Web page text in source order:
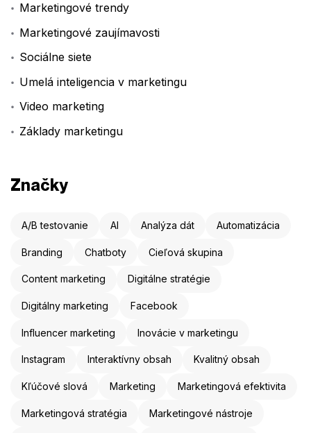
Marketingové trendy
Marketingové zaujímavosti
Sociálne siete
Umelá inteligencia v marketingu
Video marketing
Základy marketingu
Značky
A/B testovanie AI Analýza dát Automatizácia
Branding Chatboty Cieľová skupina
Content marketing Digitálne stratégie
Digitálny marketing Facebook
Influencer marketing Inovácie v marketingu
Instagram Interaktívny obsah Kvalitný obsah
Kľúčové slová Marketing Marketingová efektivita
Marketingová stratégia Marketingové nástroje